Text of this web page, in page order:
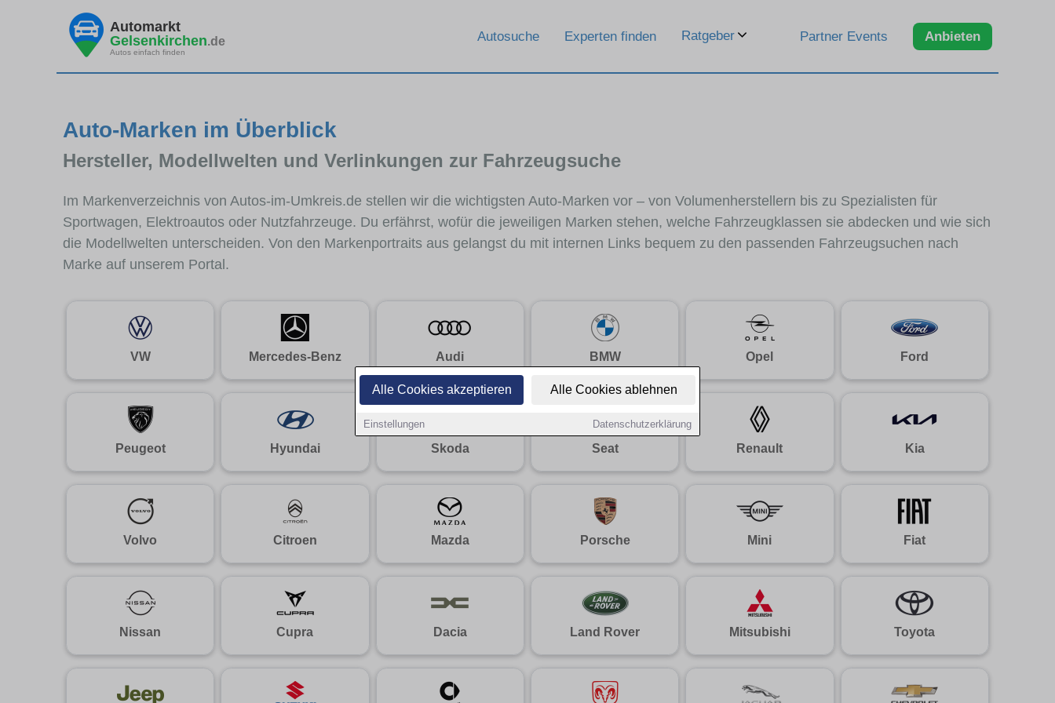
Alle Cookies akzeptieren Alle Cookies ablehnen
Einstellungen Datenschutzerklärung
Automarkt
Gelsenkirchen.de
Autos einfach finden
Autosuche Experten finden Ratgeber Partner Events Anbieten
Auto-Marken im Überblick
Hersteller, Modellwelten und Verlinkungen zur Fahrzeugsuche
Im Markenverzeichnis von Autos-im-Umkreis.de stellen wir die wichtigsten Auto-Marken vor – von Volumenherstellern bis zu Spezialisten für
Sportwagen, Elektroautos oder Nutzfahrzeuge. Du erfährst, wofür die jeweiligen Marken stehen, welche Fahrzeugklassen sie abdecken und wie sich
die Modellwelten unterscheiden. Von den Markenportraits aus gelangst du mit internen Links bequem zu den passenden Fahrzeugsuchen nach
Marke auf unserem Portal.
VW Mercedes-Benz Audi BMW Opel Ford
Peugeot Hyundai Skoda Seat Renault Kia
Volvo Citroen Mazda Porsche Mini Fiat
Nissan Cupra Dacia Land Rover Mitsubishi Toyota